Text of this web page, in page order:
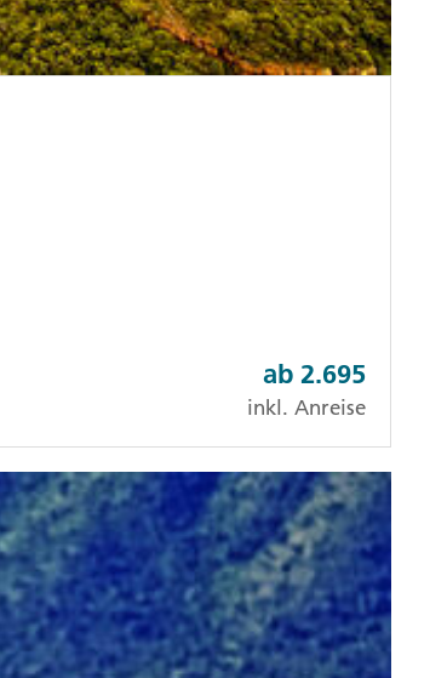
ab 2.695
inkl. Anreise